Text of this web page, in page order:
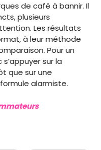
de café à bannir. Il
plusieurs
Les résultats
à leur méthode
Pour un
sur la
que sur une
alarmiste.